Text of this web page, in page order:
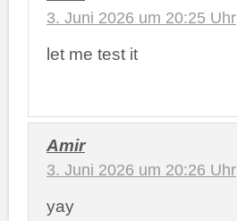
3. Juni 2026 um 20:25 Uhr
let me test it
Amir
3. Juni 2026 um 20:26 Uhr
yay